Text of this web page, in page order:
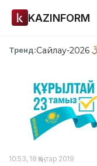
KAZINFORM
Тренд:Сайлау-2026
10:53, 18 Қаңтар 2019